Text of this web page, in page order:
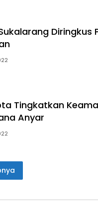
Diringkus
Tingkatkan
Anyar